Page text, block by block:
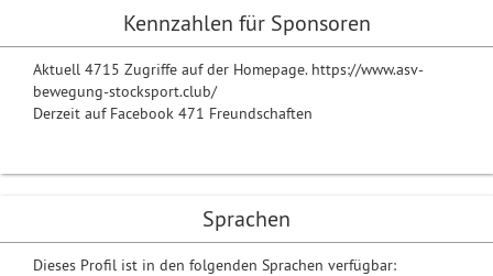
Kennzahlen für Sponsoren
Aktuell 4715 Zugriffe auf der Homepage. https://www.asv-
bewegung-stocksport.club/
Derzeit auf Facebook 471 Freundschaften
Sprachen
Dieses Profil ist in den folgenden Sprachen verfügbar: